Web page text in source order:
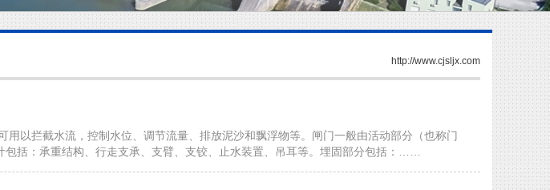
http://www.cjsljx.com
以拦截水流，控制水位、调节流量、排放泥沙和飘浮物等。闸门一般由活动部分（也称门
括：承重结构、行走支承、支臂、支铰、止水装置、吊耳等。埋固部分包括：……